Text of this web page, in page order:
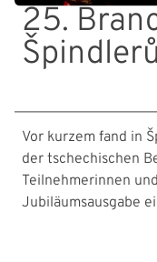
25.
Vor kurzem fand in
der tschechischen
Teilnehmerinnen
Jubiläumsausgabe